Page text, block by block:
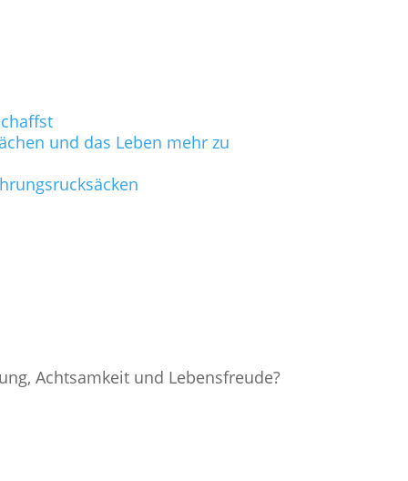
und das Leben mehr zu
Achtsamkeit und Lebensfreude?